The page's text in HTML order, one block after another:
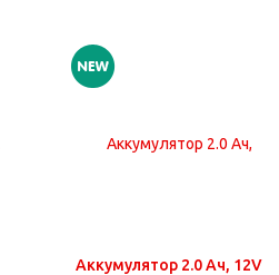
Аккумулятор 2.0 Ач, 12V